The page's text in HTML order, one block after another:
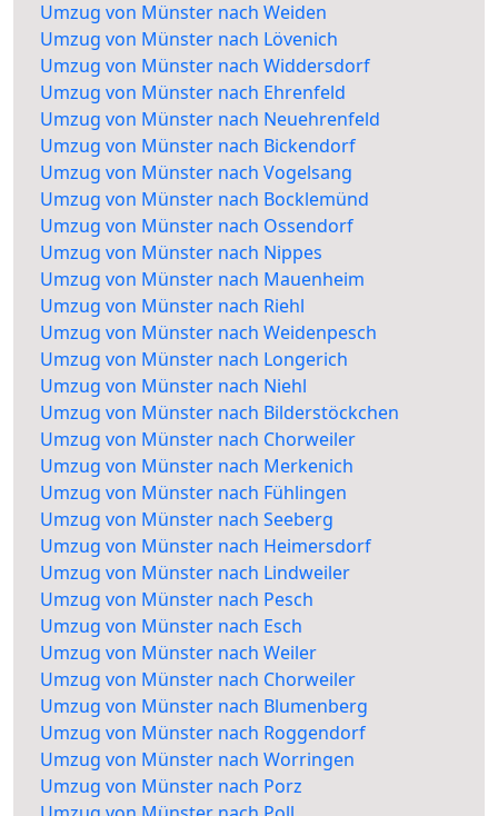
Umzug von Münster nach Weiden
Umzug von Münster nach Lövenich
Umzug von Münster nach Widdersdorf
Umzug von Münster nach Ehrenfeld
Umzug von Münster nach Neuehrenfeld
Umzug von Münster nach Bickendorf
Umzug von Münster nach Vogelsang
Umzug von Münster nach Bocklemünd
Umzug von Münster nach Ossendorf
Umzug von Münster nach Nippes
Umzug von Münster nach Mauenheim
Umzug von Münster nach Riehl
Umzug von Münster nach Weidenpesch
Umzug von Münster nach Longerich
Umzug von Münster nach Niehl
Umzug von Münster nach Bilderstöckchen
Umzug von Münster nach Chorweiler
Umzug von Münster nach Merkenich
Umzug von Münster nach Fühlingen
Umzug von Münster nach Seeberg
Umzug von Münster nach Heimersdorf
Umzug von Münster nach Lindweiler
Umzug von Münster nach Pesch
Umzug von Münster nach Esch
Umzug von Münster nach Weiler
Umzug von Münster nach Chorweiler
Umzug von Münster nach Blumenberg
Umzug von Münster nach Roggendorf
Umzug von Münster nach Worringen
Umzug von Münster nach Porz